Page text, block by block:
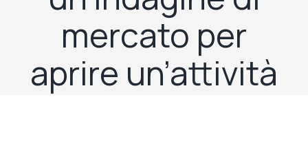
mercato per
aprire un’attività